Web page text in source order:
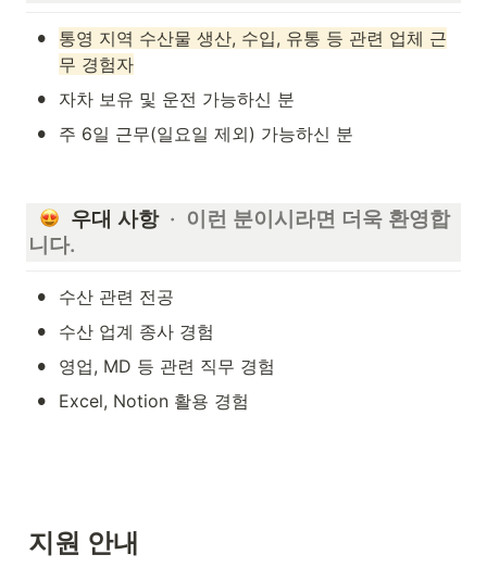
•
통영 지역 수산물 생산, 수입, 유통 등 관련 업체 근
무 경험자
• 자차 보유 및 운전 가능하신 분
• 주 6일 근무(일요일 제외) 가능하신 분
  우대 사항
·  이런 분이시라면 더욱 환영합
니다.
• 수산 관련 전공
• 수산 업계 종사 경험
• 영업, MD 등 관련 직무 경험
• Excel, Notion 활용 경험
지원 안내